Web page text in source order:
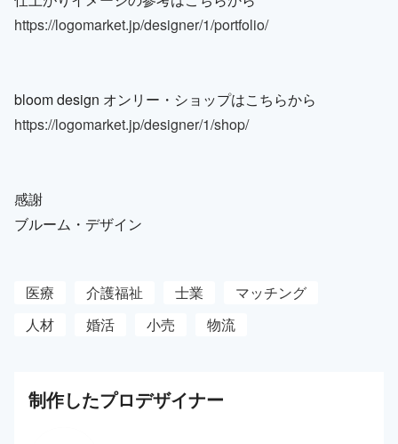
https://logomarket.jp/designer/1/portfolio/
bloom design オンリー・ショップはこちらから
https://logomarket.jp/designer/1/shop/
感謝
ブルーム・デザイン
医療 介護福祉 士業
マッチング
人材
婚活 小売 物流
制作したプロデザイナー